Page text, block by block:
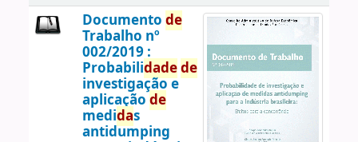
Documento de
Trabalho nº
002/2019 :
Probabilidadede
investigação e
aplicação de
medidas
antidumping